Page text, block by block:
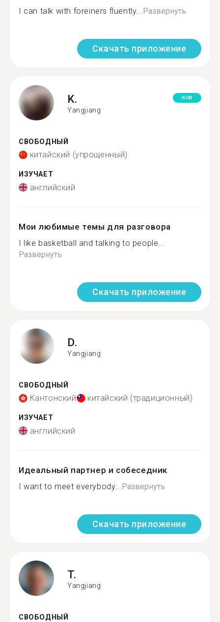
I can talk with foreiners fluently... Развернуть
Скачать приложение
K.
Yangjiang
NEW
СВОБОДНЫЙ
китайский (упрощенный)
ИЗУЧАЕТ
английский
Мои любимые темы для разговора
I like basketball and talking to people...
Развернуть
Скачать приложение
D.
Yangjiang
СВОБОДНЫЙ
Кантонский китайский (традиционный)
ИЗУЧАЕТ
английский
Идеальный партнер и собеседник
I want to meet everybody... Развернуть
Скачать приложение
T.
Yangjiang
СВОБОДНЫЙ